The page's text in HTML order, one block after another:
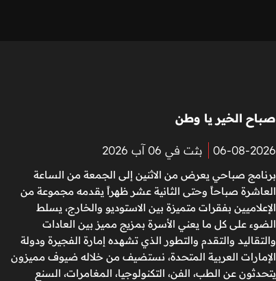
صباح الخير يا وطن
06-08-2026 بثت في 06 آب 2026
برنامج صباحي يعرض من الاثنين إلى الجمعة من الساعة
العاشرة صباحاً وحتى الثانية عشر ظهراً يقدمه مجموعة من
الإعلاميين بفقرات متميزة بين الاستوديو والخارج، يسلط
الضوء على كل ما يعني الأسرة بمزيج مميز بين العادات
والتقاليد والتقدم والتطور الذي تشهده إمارة الفجيرة ودولة
الإمارات العربية المتحدة، نستضيف من خلاله ضيوف مميزون
يتحدثون عن الطب، الفن، التكنولوجيا، المغامرات، السنع